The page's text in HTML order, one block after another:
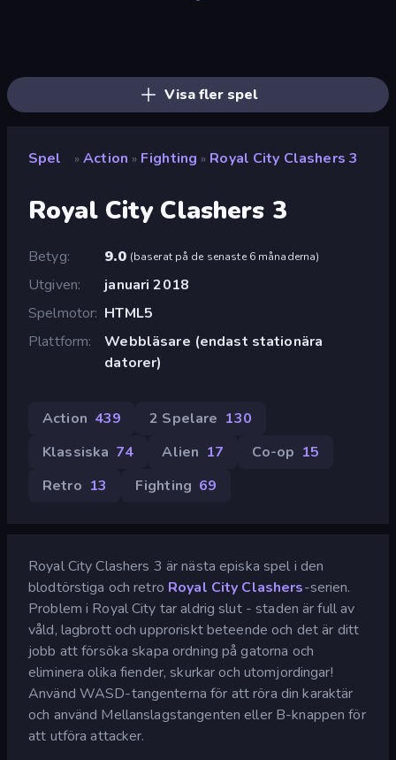
Visa fler spel
Spel » Action » Fighting » Royal City Clashers 3
Royal City Clashers 3
Betyg 9.0 (baserat på de senaste 6 månaderna)
Utgiven
januari 2018
Spelmotor HTML5
Plattform
Webbläsare (endast stationära
datorer)
Action 439 2 Spelare 130
Klassiska 74 Alien 17 Co-op 15
Retro 13 Fighting 69
Royal City Clashers 3 är nästa episka spel i den
blodtörstiga och retro Royal City Clashers-serien.
Problem i Royal City tar aldrig slut - staden är full av
våld, lagbrott och upproriskt beteende och det är ditt
jobb att försöka skapa ordning på gatorna och
eliminera olika fiender, skurkar och utomjordingar!
Använd WASD-tangenterna för att röra din karaktär
och använd Mellanslagstangenten eller B-knappen för
att utföra attacker.